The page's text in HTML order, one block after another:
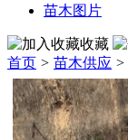
苗木图片
收藏
首页 > 苗木供应 >